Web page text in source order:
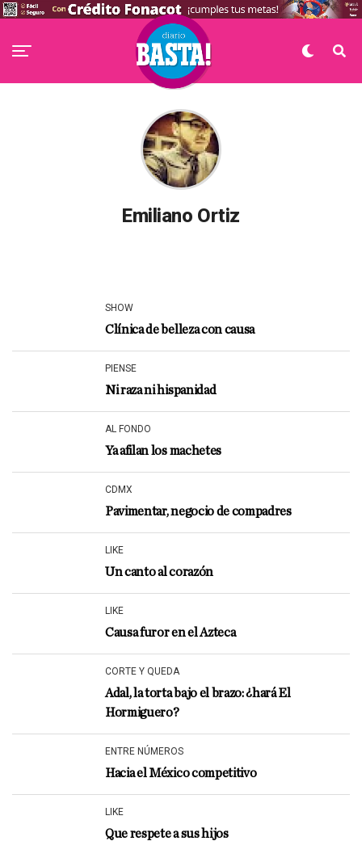
Emiliano Ortiz
SHOW
Clínica de belleza con causa
PIENSE
Ni raza ni hispanidad
AL FONDO
Ya afilan los machetes
CDMX
Pavimentar, negocio de compadres
LIKE
Un canto al corazón
LIKE
Causa furor en el Azteca
CORTE Y QUEDA
Adal, la torta bajo el brazo: ¿hará El
Hormiguero?
ENTRE NÚMEROS
Hacia el México competitivo
LIKE
Que respete a sus hijos